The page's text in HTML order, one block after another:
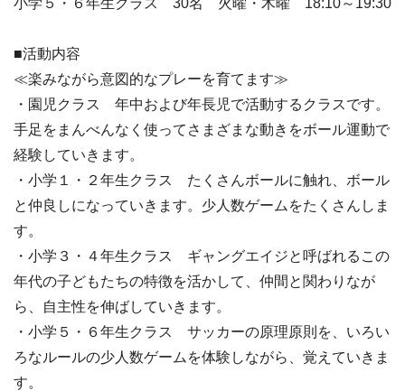
小学５・６年生クラス 30名 火曜・木曜 18:10～19:30
■活動内容
≪楽みながら意図的なプレーを育てます≫
・園児クラス 年中および年長児で活動するクラスです。
手足をまんべんなく使ってさまざまな動きをボール運動で
経験していきます。
・小学１・２年生クラス たくさんボールに触れ、ボール
と仲良しになっていきます。少人数ゲームをたくさんしま
す。
・小学３・４年生クラス ギャングエイジと呼ばれるこの
年代の子どもたちの特徴を活かして、仲間と関わりなが
ら、自主性を伸ばしていきます。
・小学５・６年生クラス サッカーの原理原則を、いろい
ろなルールの少人数ゲームを体験しながら、覚えていきま
す。